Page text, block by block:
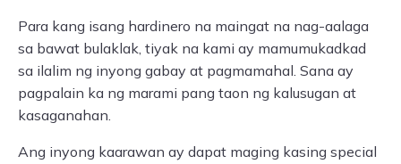
Para kang isang hardinero na maingat na nag-aalaga
sa bawat bulaklak, tiyak na kami ay mamumukadkad
sa ilalim ng inyong gabay at pagmamahal. Sana ay
pagpalain ka ng marami pang taon ng kalusugan at
kasaganahan.
Ang inyong kaarawan ay dapat maging kasing special